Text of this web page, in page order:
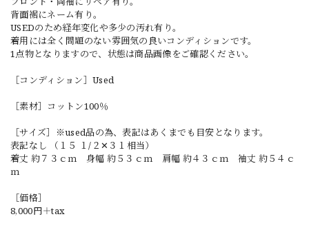
背面裾にネーム有り。
USEDのため経年変化や多少の汚れ有り。
着用には全く問題のない雰囲気の良いコンディションです。
1点物となりますので、状態は商品画像をご確認ください。
［コンディション］Used
［素材］コットン100％
［サイズ］※used品の為、表記はあくまでも目安となります。
表記なし （１５ １/２✕３１相当）
着丈 約７３ｃｍ 身幅 約５３ｃｍ 肩幅 約４３ｃｍ 袖丈 約５４ｃ
ｍ
［価格］
8,000円＋tax